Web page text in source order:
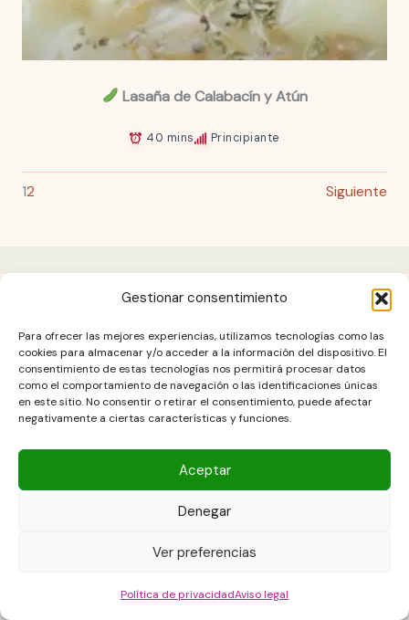
Gestionar consentimiento
Para ofrecer las mejores experiencias, utilizamos tecnologías como las
cookies para almacenar y/o acceder a la información del dispositivo. El
consentimiento de estas tecnologías nos permitirá procesar datos
como el comportamiento de navegación o las identificaciones únicas
en este sitio. No consentir o retirar el consentimiento, puede afectar
negativamente a ciertas características y funciones.
Aceptar
Denegar
Ver preferencias
Política de privacidadAviso legal
Lasaña de Calabacín y Atún
40 mins Principiante
12 Siguiente
Aviso legal
Contacto
DESCARGO DE RESPONSABILIDAD
Política de cookies (UE)
POLÍTICA DE PRIVACIDAD
Términos y condiciones
Copyright © 2026 Las Recetas Caseras de Isa. Powered by Las